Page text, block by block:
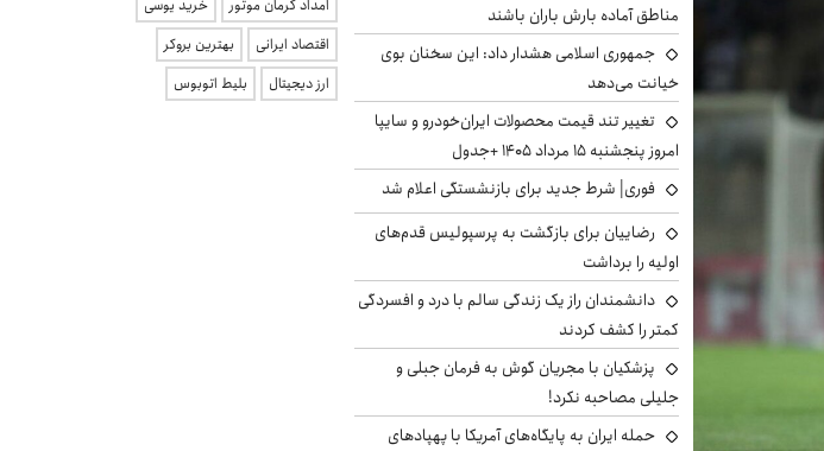
مناطق آماده بارش باران باشند
جمهوری اسلامی هشدار داد: این سخنان بوی
خیانت می‌دهد
تغییر تند قیمت محصولات ایران‌خودرو و سایپا
امروز پنجشنبه ۱۵ مرداد ۱۴۰۵ +جدول
فوری| شرط جدید برای بازنشستگی اعلام شد
رضاییان برای بازگشت به پرسپولیس قدم‌های
اولیه را برداشت
دانشمندان راز یک زندگی سالم با درد و افسردگی
کمتر را کشف کردند
پزشکیان با مجریان گوش به فرمان جبلی و
جلیلی مصاحبه نکرد!
حمله ایران به پایگاه‌های آمریکا با پهپادهای
امداد کرمان موتور
خرید یوسی
اقتصاد ایرانی
بهترین بروکر
ارز دیجیتال
بلیط اتوبوس